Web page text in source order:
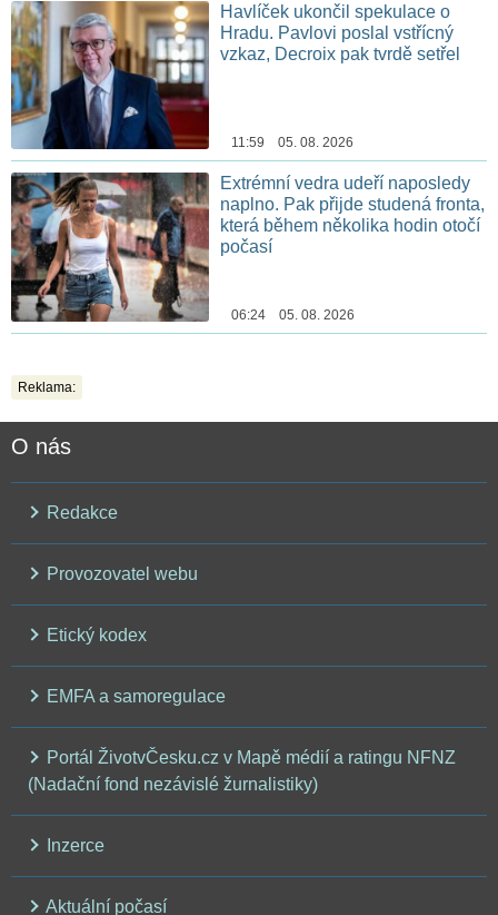
Havlíček ukončil spekulace o
Hradu. Pavlovi poslal vstřícný
vzkaz, Decroix pak tvrdě setřel
11:59 05. 08. 2026
Extrémní vedra udeří naposledy
naplno. Pak přijde studená fronta,
která během několika hodin otočí
počasí
06:24 05. 08. 2026
Reklama:
O nás
Redakce
Provozovatel webu
Etický kodex
EMFA a samoregulace
Portál ŽivotvČesku.cz v Mapě médií a ratingu NFNZ
(Nadační fond nezávislé žurnalistiky)
Inzerce
Aktuální počasí